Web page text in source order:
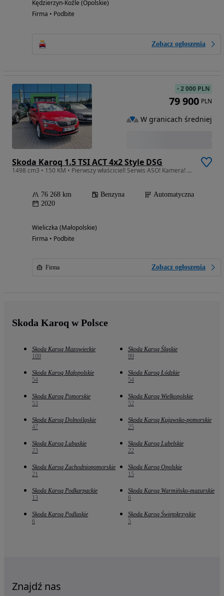
Kędzierzyn-Koźle (Opolskie)
Firma • Podbite
Zobacz ogłoszenia
Skoda Karoq 1.5 TSI ACT 4x2 Style DSG
1498 cm3 • 150 KM • Pierwszy właściciel! Serwis ASO! Kamera! DSG! ACC!
76 268 km Benzyna
Automatyczna
2020
Wieliczka (Małopolskie)
Firma • Podbite
Firma Zobacz ogłoszenia
-2 000 PLN
79 900 PLN
W granicach średniej
Skoda Karoq w Polsce
Skoda Karoq Mazowieckie
109
Skoda Karoq Śląskie
99
Skoda Karoq Małopolskie
54
Skoda Karoq Łódzkie
54
Skoda Karoq Pomorskie
53
Skoda Karoq Wielkopolskie
52
Skoda Karoq Dolnośląskie
47
Skoda Karoq Kujawsko-pomorskie
25
Skoda Karoq Lubuskie
23
Skoda Karoq Lubelskie
22
Skoda Karoq Zachodniopomorskie
21
Skoda Karoq Opolskie
15
Skoda Karoq Podkarpackie
13
Skoda Karoq Warmińsko-mazurskie
6
Skoda Karoq Podlaskie
6
Skoda Karoq Świętokrzyskie
5
Znajdź nas